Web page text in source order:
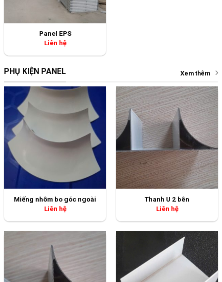
Panel EPS
Liên hệ
PHỤ KIỆN PANEL Xem thêm
Miếng nhôm bo góc ngoài
Liên hệ
Thanh U 2 bên
Liên hệ